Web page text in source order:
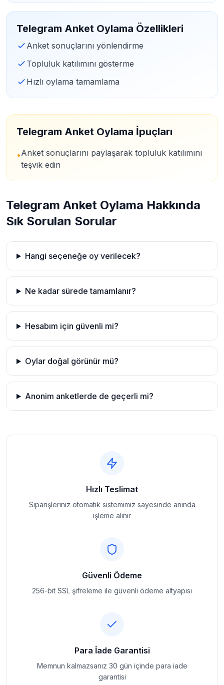
Telegram Anket Oylama Özellikleri
Anket sonuçlarını yönlendirme
Topluluk katılımını gösterme
Hızlı oylama tamamlama
Telegram Anket Oylama İpuçları
•Anket sonuçlarını paylaşarak topluluk katılımını
teşvik edin
Telegram Anket Oylama Hakkında
Sık Sorulan Sorular
Hangi seçeneğe oy verilecek?
Ne kadar sürede tamamlanır?
Hesabım için güvenli mi?
Oylar doğal görünür mü?
Anonim anketlerde de geçerli mi?
Hızlı Teslimat
Siparişleriniz otomatik sistemimiz sayesinde anında
işleme alınır
Güvenli Ödeme
256-bit SSL şifreleme ile güvenli ödeme altyapısı
Para İade Garantisi
Memnun kalmazsanız 30 gün içinde para iade
garantisi